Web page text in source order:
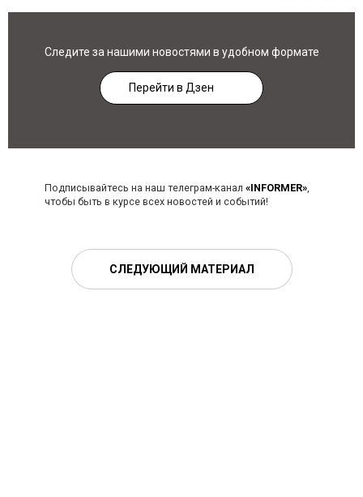
Следите за нашими новостями в удобном формате
Перейти в Дзен
Подписывайтесь на наш телеграм-канал «INFORMER»,
чтобы быть в курсе всех новостей и событий!
СЛЕДУЮЩИЙ МАТЕРИАЛ